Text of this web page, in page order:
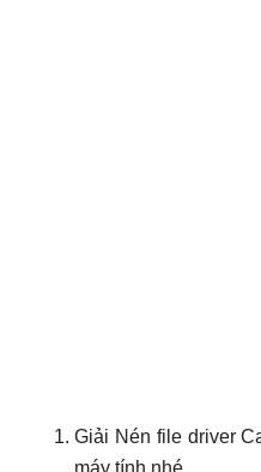
Giải Nén file driver
máy tính nhé.